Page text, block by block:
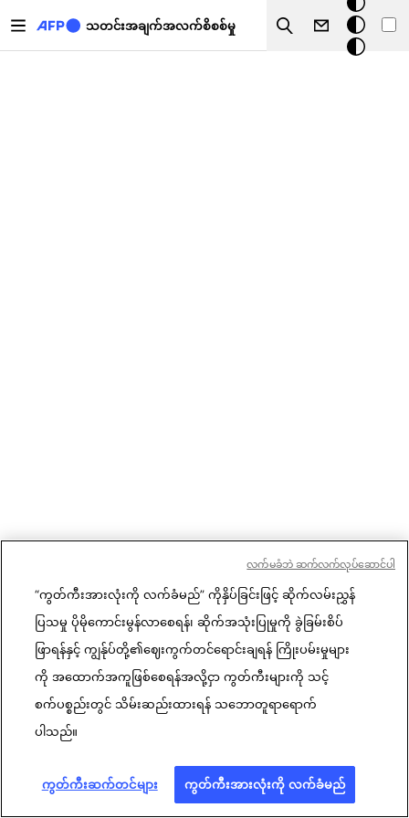
သတင်းအချက်အလက်စိစစ်မှု
Search
မှောင်
မုဒ်
“ကွတ်ကီးအားလုံးကို လက်ခံမည်” ကိုနှိပ်ခြင်းဖြင့် ဆိုက်လမ်းညွှန်
ပြသမှု ပိုမိုကောင်းမွန်လာစေရန်၊ ဆိုက်အသုံးပြုမှုကို ခွဲခြမ်းစိပ်
ဖြာရန်နှင့် ကျွန်ုပ်တို့၏ဈေးကွက်တင်ရောင်းချရန် ကြိုးပမ်းမှုများ
ကို အထောက်အကူဖြစ်စေရန်အလို့ငှာ ကွတ်ကီးများကို သင့်
စက်ပစ္စည်းတွင် သိမ်းဆည်းထားရန် သဘောတူရာရောက်
ပါသည်။
ကွတ်ကီးဆက်တင်များ ကွတ်ကီးအားလုံးကို လက်ခံမည်
လက်မခံဘဲ ဆက်လက်လုပ်ဆောင်ပါ